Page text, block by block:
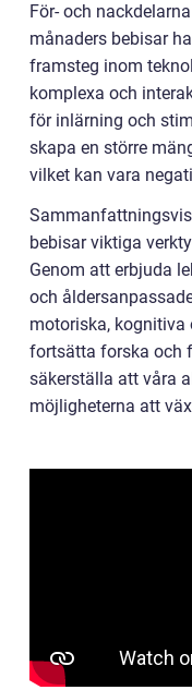
För- och
månaders bebisar
framsteg inom
komplexa och
för inlärning och
skapa en större
vilket kan vara
bebisar viktiga
Genom att erbjuda
och
motoriska, kognitiva
fortsätta forska och
säkerställa att våra
möjligheterna att